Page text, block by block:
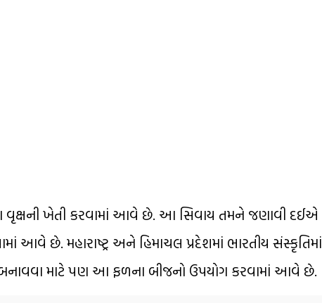
આ વૃક્ષની ખેતી કરવામાં આવે છે. આ સિવાય તમને જણાવી દઈએ
આવે છે. મહારાષ્ટ્ર અને હિમાચલ પ્રદેશમાં ભારતીય સંસ્કૃતિમાં
માટે પણ આ ફળના બીજનો ઉપયોગ કરવામાં આવે છે.